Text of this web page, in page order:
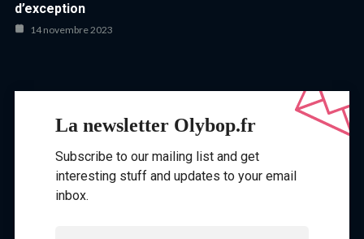
d’exception
14 novembre 2023
La newsletter Olybop.fr
Subscribe to our mailing list and get
interesting stuff and updates to your email
inbox.